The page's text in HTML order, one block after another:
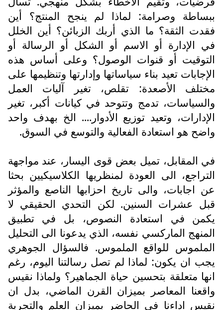
ببساطة وصرامة: لماذا لم ينجح المنتج؟ أين
فقدت الثقة؟ ما الذي أربك الزبائن؟ أين الخلل
في الإدارة أو الاسم أو الشكل أو الرسالة أو
التوقيت أو قنوات الوصول؟ وعلى أساس هذه
الإجابات تعيد بناء سياساتها وإدارتها وتنظيمها على
مختلف الأصعدة: تقلص، تغير آليات العمل
والسياسات، تدمج وتتوحد في كيانات أكبر، تغير
الإدارات، وتعيد توزيع الأدوار.... الخ بهدف واحد
واضح هو استعادة الفعالية والتوسع في السوق.
في المقابل، تميل بعض قوى اليسار، عند مواجهة
التراجع، الى العودة لمنظريها الكلاسيكيين بحثا
عن اجابات، والى تاريخ احزابها الناصع والمؤثر
قبل عشرات السنين. لكن التحدي الحقيقي لا
يكمن في استعادة النصوص، بل في تطبيق
المنهج الماركسي نفسه، الذي يدعونا الى التحليل
الملموس للواقع الملموس. فالسؤال الجوهري
يجب ان يكون: لماذا لم تصل رسالتنا اليوم، رغم
انها متعلقة بتحسين حياة الجماهير؟ ولماذا نقيس
واقعنا المعاصر بميزان القرن الماضي، بدل ان
نقيس اداءنا في الحاضر بميزان العلم والتجربة